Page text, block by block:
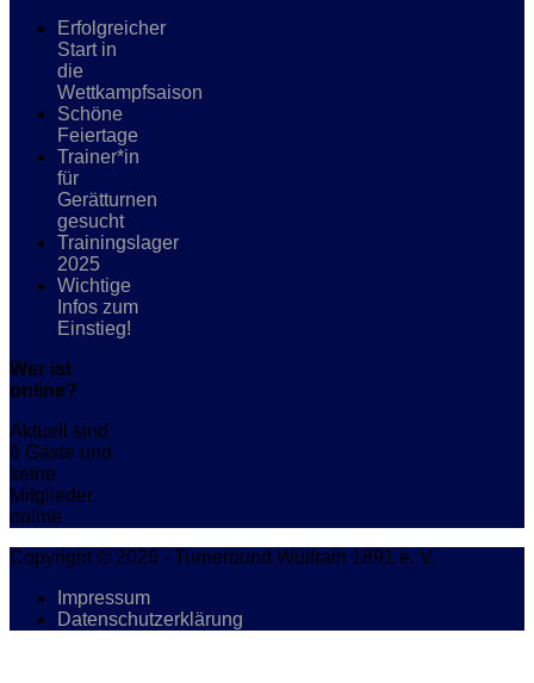
Erfolgreicher
Start in
die
Wettkampfsaison
Schöne
Feiertage
Trainer*in
für
Gerätturnen
gesucht
Trainingslager
2025
Wichtige
Infos zum
Einstieg!
Wer ist
online?
Aktuell sind
6 Gäste und
keine
Mitglieder
online
Copyright © 2026 - Turnerbund Wülfrath 1891 e. V.
Impressum
Datenschutzerklärung